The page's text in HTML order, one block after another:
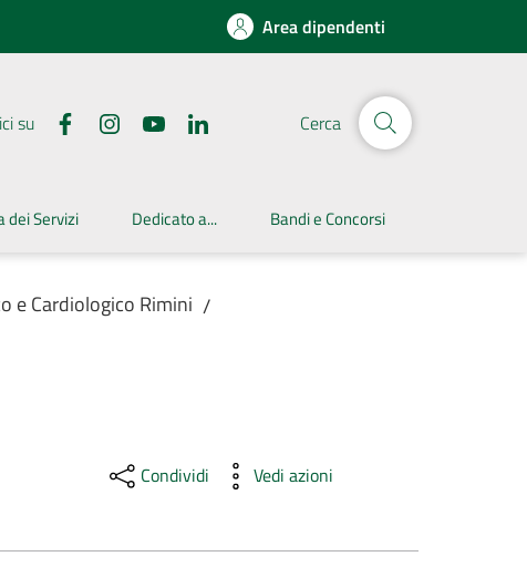
Area dipendenti
su Cerca
dei Servizi Dedicato a... Bandi e Concorsi
e Cardiologico Rimini /
Condividi Vedi azioni